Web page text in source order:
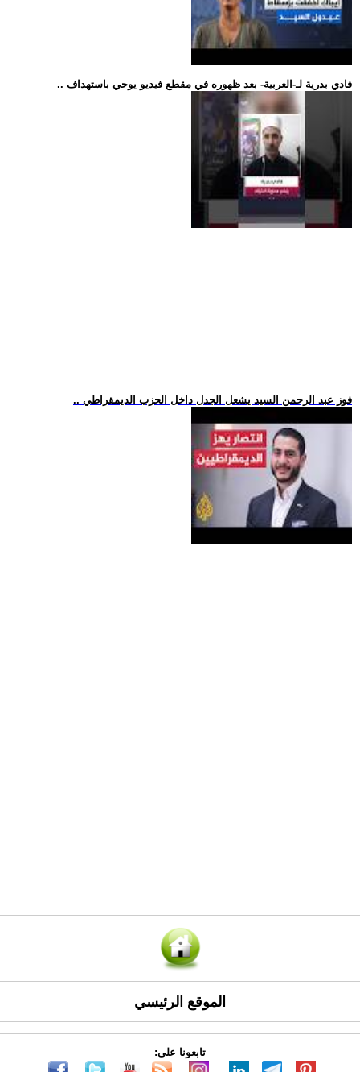
.. فادي بدرية لـ-العربية- بعد ظهوره في مقطع فيديو يوحي باستهداف
.. فوز عبد الرحمن السيد يشعل الجدل داخل الحزب الديمقراطي
الموقع الرئيسي
تابعونا على: